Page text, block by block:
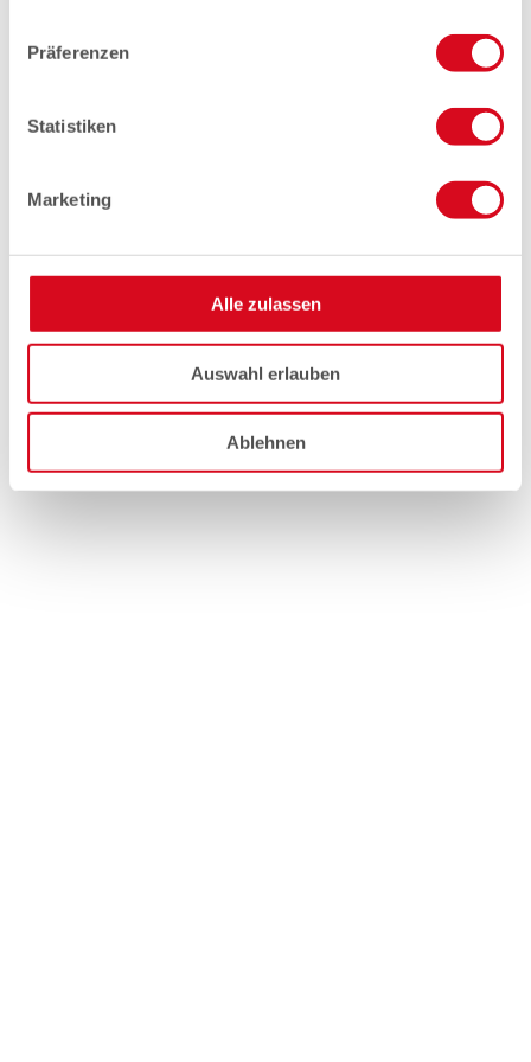
Präferenzen
Statistiken
Marketing
Alle zulassen
Auswahl erlauben
Ablehnen